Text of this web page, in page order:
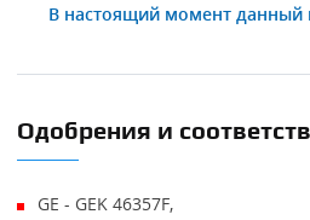
В настоящий момент данный
Одобрения и
GE - GEK 46357F,